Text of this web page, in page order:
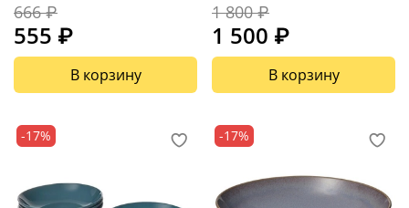
666 ₽
555 ₽
В корзину
1 800 ₽
1 500 ₽
В корзину
-17% -17%